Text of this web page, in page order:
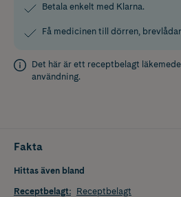
Betala enkelt med Klarna.
Få medicinen till dörren,
Det här är ett receptbelagt
användning.
Fakta
Hittas även bland
Receptbelagt: Receptbelagt